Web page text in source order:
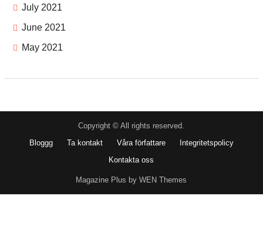
July 2021
June 2021
May 2021
Copyright © All rights reserved.
Bloggg
Ta kontakt Våra författare
Integritetspolicy
Kontakta oss
Magazine Plus by WEN Themes